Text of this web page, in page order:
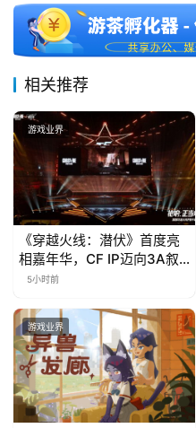
相关推荐
游戏业界
《穿越火线：潜伏》首度亮
相嘉年华，CF IP迈向3A叙
事新高度
5小时前
游戏业界